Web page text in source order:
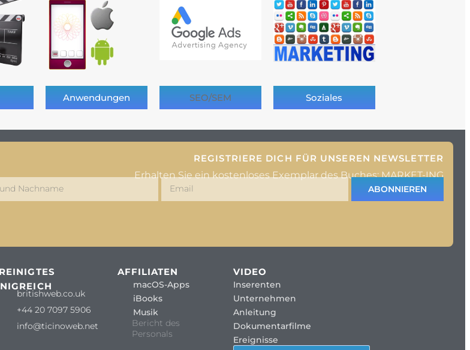
Anwendungen SEO/SEM Soziales
REGISTRIERE DICH FÜR UNSEREN NEWSLETTER
Erhalten Sie ein kostenloses Exemplar des Buches: MARKET-ING
ABONNIEREN
britishweb.co.uk
+44 20 7097 5906
info@ticinoweb.net
AFFILIATEN
macOS-Apps
iBooks
Musik
Bericht des
Personals
VIDEO
Inserenten
Unternehmen
Anleitung
Dokumentarfilme
Ereignisse